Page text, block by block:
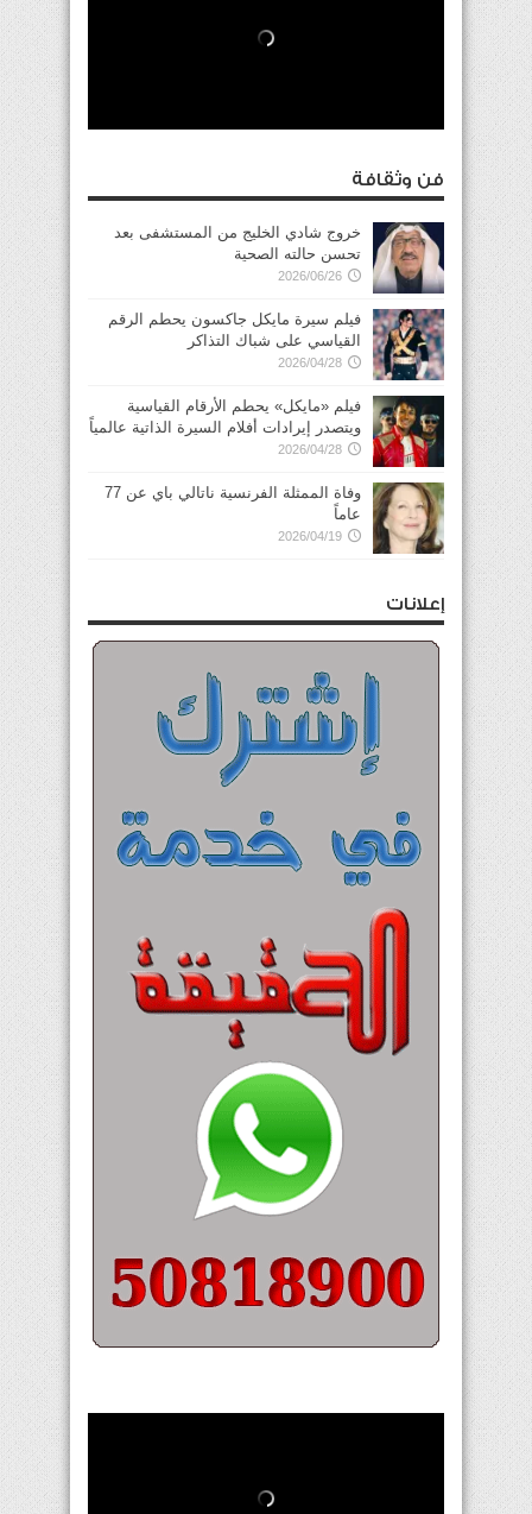
فن وثقافة
خروج شادي الخليج من المستشفى بعد
تحسن حالته الصحية
2026/06/26
فيلم سيرة مايكل جاكسون يحطم الرقم
القياسي على شباك التذاكر
2026/04/28
فيلم «مايكل» يحطم الأرقام القياسية
ويتصدر إيرادات أفلام السيرة الذاتية عالمياً
2026/04/28
وفاة الممثلة الفرنسية ناتالي باي عن 77
عاماً
2026/04/19
إعلانات